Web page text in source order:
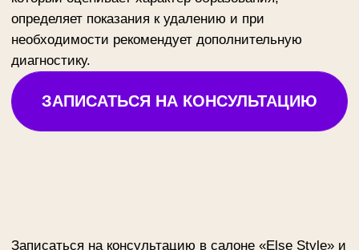
короткий период восстановления и хороший
эстетический результат. Метод подходит для
удаления доброкачественных новообразований на
кожи. После процедуры специалист дает
индивидуальные рекомендации по уходу за кожей
для правильного заживления.
Записаться на удаление